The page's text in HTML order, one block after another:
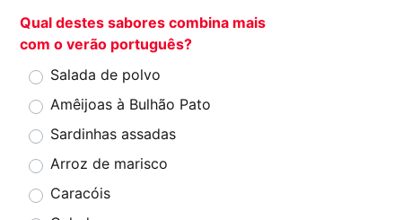
Qual destes sabores combina mais
com o verão português?
Salada de polvo
Amêijoas à Bulhão Pato
Sardinhas assadas
Arroz de marisco
Caracóis